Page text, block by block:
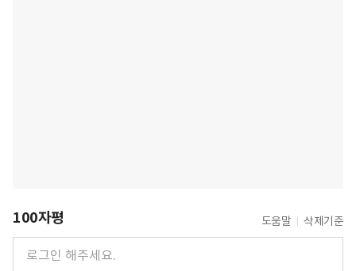
100자평 도움말 삭제기준